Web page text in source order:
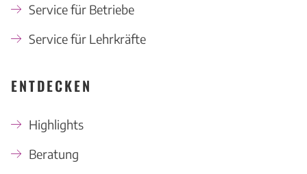
Service für Betriebe
Service für Lehrkräfte
ENTDECKEN
Highlights
Beratung